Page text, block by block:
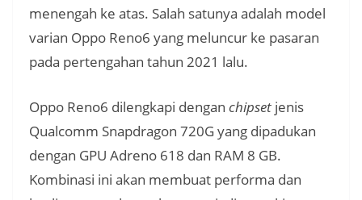
menengah ke atas. Salah satunya adalah model
varian Oppo Reno6 yang meluncur ke pasaran
pada pertengahan tahun 2021 lalu.
Oppo Reno6 dilengkapi dengan chipset jenis
Qualcomm Snapdragon 720G yang dipadukan
dengan GPU Adreno 618 dan RAM 8 GB.
Kombinasi ini akan membuat performa dan